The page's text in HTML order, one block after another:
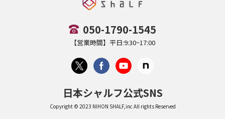
050-1790-1545
【営業時間】平日:9:30~17:00
日本シャルフ公式SNS
Copyright © 2023 NIHON SHALF,inc All rights Reserved